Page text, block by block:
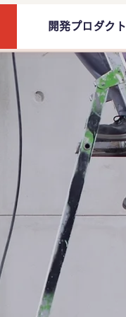
開発プロダクト